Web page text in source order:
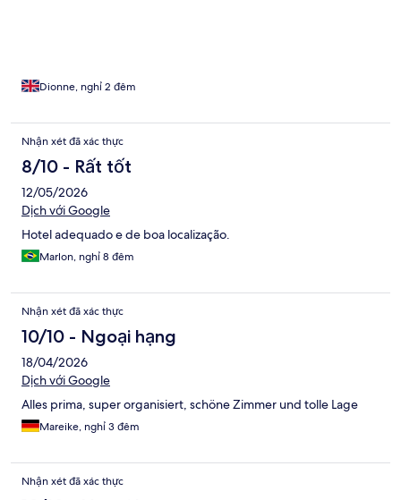
Dionne, nghỉ 2 đêm
Nhận xét đã xác thực
8/10 - Rất tốt
12/05/2026
Dịch với Google
Hotel adequado e de boa localização.
Marlon, nghỉ 8 đêm
Nhận xét đã xác thực
10/10 - Ngoại hạng
18/04/2026
Dịch với Google
Alles prima, super organisiert, schöne Zimmer und tolle Lage
Mareike, nghỉ 3 đêm
Nhận xét đã xác thực